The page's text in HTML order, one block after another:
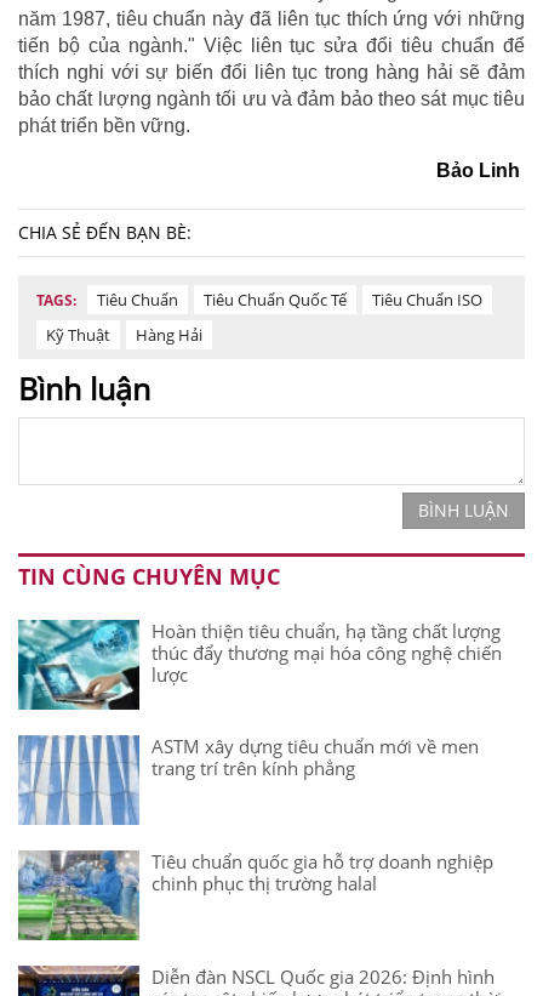
năm 1987, tiêu chuẩn này đã liên tục thích ứng với những
tiến bộ của ngành." Việc liên tục sửa đổi tiêu chuẩn để
thích nghi với sự biến đổi liên tục trong hàng hải sẽ đảm
bảo chất lượng ngành tối ưu và đảm bảo theo sát mục tiêu
phát triển bền vững.
Bảo Linh
CHIA SẺ ĐẾN BẠN BÈ:
TAGS: Tiêu Chuẩn Tiêu Chuẩn Quốc Tế
Tiêu Chuẩn ISO
Kỹ Thuật
Hàng Hải
Bình luận
BÌNH LUẬN
TIN CÙNG CHUYÊN MỤC
Hoàn thiện tiêu chuẩn, hạ tầng chất lượng
thúc đẩy thương mại hóa công nghệ chiến
lược
ASTM xây dựng tiêu chuẩn mới về men
trang trí trên kính phẳng
Tiêu chuẩn quốc gia hỗ trợ doanh nghiệp
chinh phục thị trường halal
Diễn đàn NSCL Quốc gia 2026: Định hình